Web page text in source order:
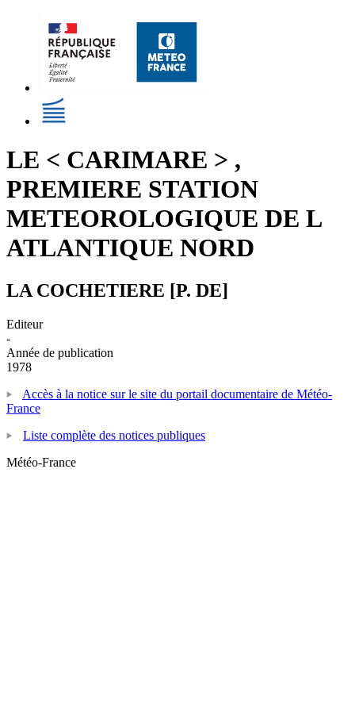
LE < CARIMARE > ,
PREMIERE STATION
METEOROLOGIQUE DE L
ATLANTIQUE NORD
LA COCHETIERE [P. DE]
Editeur
-
Année de publication
1978
Accès à la notice sur le site du portail documentaire de Météo-
France
Liste complète des notices publiques
Météo-France